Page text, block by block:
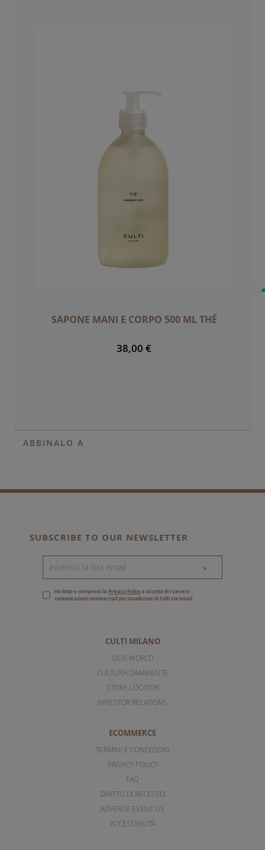
SAPONE MANI E CORPO 500 ML THÉ
38,00 €
ABBINALO A
CULTI MILANO
OUR WORLD
CULTURA D'AMBIENTE
STORE LOCATOR
INVESTOR RELATIONS
ECOMMERCE
TERMINI E CONDIZIONI
PRIVACY POLICY
FAQ
DIRITTO DI RECESSO
ADVERSE EVENT US
ACCESSIBILITÀ
SUBSCRIBE TO OUR NEWSLETTER
>
Ho letto e compreso la Privacy Policye accetto di ricevere
comunicazioni commerciali personalizzate di Culti via email